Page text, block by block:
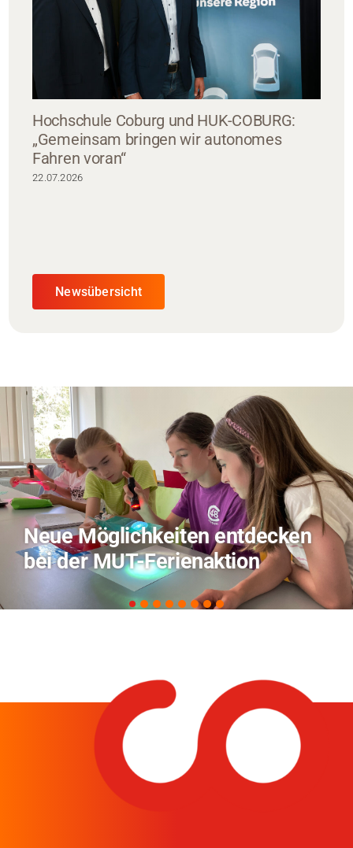
Hochschule Coburg und HUK-COBURG:
„Gemeinsam bringen wir autonomes
Fahren voran“
22.07.2026
Newsübersicht
TVO berichtet über Forschung
zu KI in der Landwirtschaft